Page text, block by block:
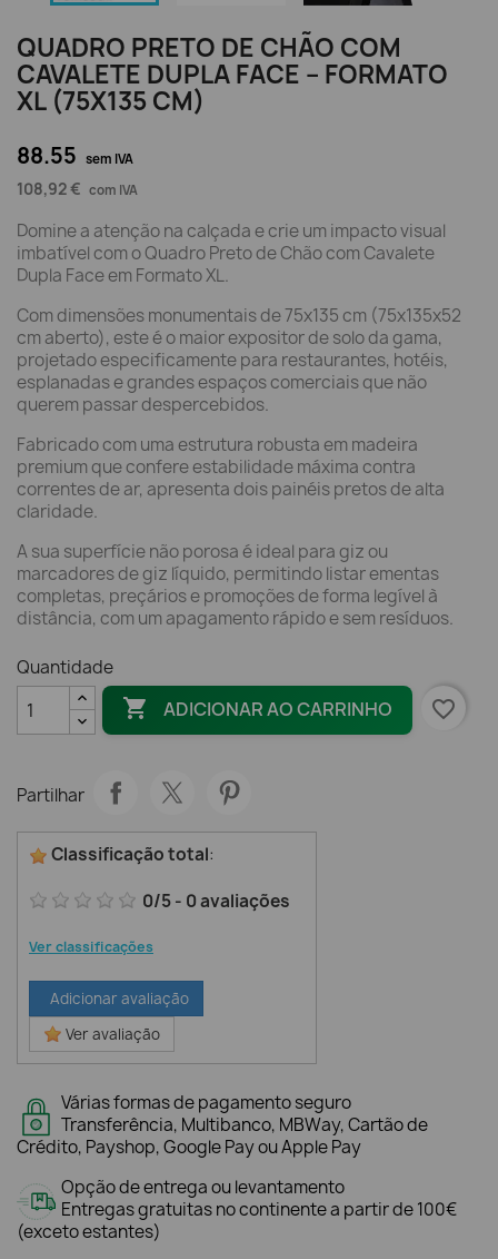
QUADRO PRETO DE CHÃO COM
CAVALETE DUPLA FACE – FORMATO
XL (75X135 CM)
88.55 sem IVA
108,92 € com IVA
Domine a atenção na calçada e crie um impacto visual
imbatível com o Quadro Preto de Chão com Cavalete
Dupla Face em Formato XL.
Com dimensões monumentais de 75x135 cm (75x135x52
cm aberto), este é o maior expositor de solo da gama,
projetado especificamente para restaurantes, hotéis,
esplanadas e grandes espaços comerciais que não
querem passar despercebidos.
Fabricado com uma estrutura robusta em madeira
premium que confere estabilidade máxima contra
correntes de ar, apresenta dois painéis pretos de alta
claridade.
A sua superfície não porosa é ideal para giz ou
marcadores de giz líquido, permitindo listar ementas
completas, preçários e promoções de forma legível à
distância, com um apagamento rápido e sem resíduos.
Quantidade
 ADICIONAR AO CARRINHO favorite_border
Partilhar
Classificação total:
0/5- 0avaliações
Ver classificações
Adicionar avaliação
Ver avaliação
Várias formas de pagamento seguro
Transferência, Multibanco, MBWay, Cartão de
Crédito, Payshop, Google Pay ou Apple Pay
Opção de entrega ou levantamento
Entregas gratuitas no continente a partir de 100€
(exceto estantes)